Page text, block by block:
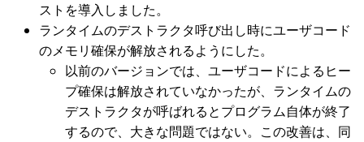
ストを導入しました。
ランタイムのデストラクタ呼び出し時にユーザコード
のメモリ確保が解放されるようにした。
以前のバージョンでは、ユーザコードによるヒー
プ確保は解放されていなかったが、ランタイムの
デストラクタが呼ばれるとプログラム自体が終了
するので、大きな問題ではない。この改善は、同